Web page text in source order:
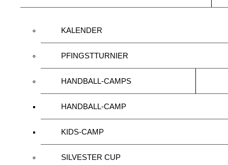
KALENDER
PFINGSTTURNIER
HANDBALL-CAMPS
HANDBALL-CAMP
KIDS-CAMP
SILVESTER CUP